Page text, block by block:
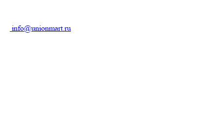
info@unionmart.ru